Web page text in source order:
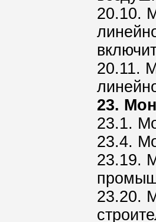
20.10.
20.11.
23.
23.1.
23.4.
23.19.
23.20.